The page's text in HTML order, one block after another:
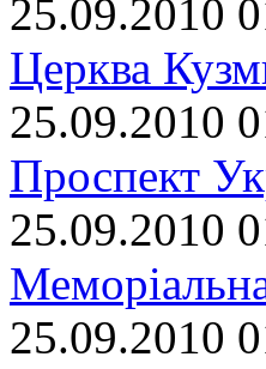
25.09.2010
Церква
25.09.2010
Проспект
25.09.2010
25.09.2010